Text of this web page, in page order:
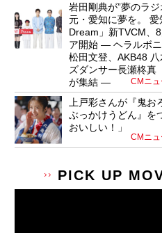
岩田剛典が”夢のラ
元・愛知に夢を。
Dream」新TVCM、
ア開始 ― ヘラルボニ
松田文登、AKB48
ズダンサー長瀬柊真
が集結 ―
CMニュ
上戸彩さんが『鬼お
ぶっかけうどん』を
おいしい！」
CMニュ
PICK UP